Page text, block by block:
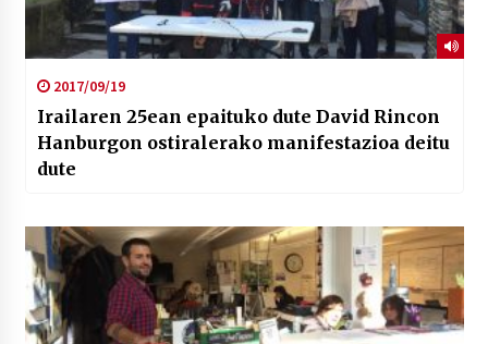
2017/09/19
Irailaren 25ean epaituko dute David Rincon
Hanburgon ostiralerako manifestazioa deitu
dute